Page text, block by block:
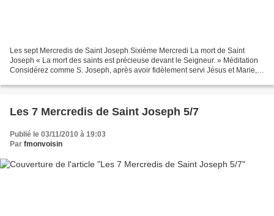
Les sept Mercredis de Saint Joseph Sixième Mercredi La mort de Saint
Joseph « La mort des saints est précieuse devant le Seigneur. » Méditation
Considérez comme S. Joseph, après avoir fidèlement servi Jésus et Marie,
Les 7 Mercredis de Saint Joseph 5/7
Publié le 03/11/2010 à 19:03
Par fmonvoisin